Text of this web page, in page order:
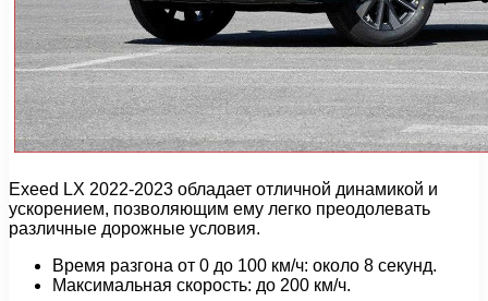
Exeed LX 2022-2023 обладает отличной динамикой и
ускорением, позволяющим ему легко преодолевать
различные дорожные условия.
Время разгона от 0 до 100 км/ч: около 8 секунд.
Максимальная скорость: до 200 км/ч.